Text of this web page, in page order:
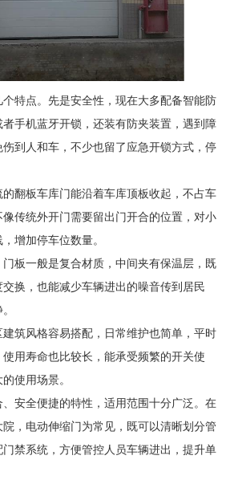
特点。先是安全性，现在大多配备智能防
手机蓝牙开锁，还装有防夹装置，遇到障
到人和车，不少也留了应急开锁方式，停
翻板车库门能沿着车库顶板收起，不占车
传统外开门需要留出门开合的位置，对小
增加停车位数量。
板一般是复合材质，中间夹有保温层，既
换，也能减少车辆进出的噪音传到居民
筑风格容易搭配，日常维护也简单，平时
用寿命也比较长，能承受频繁的开关使
使用场景。
安全便捷的特性，适用范围十分广泛。在
，电动伸缩门为常见，既可以清晰划分管
禁系统，方便管控人员车辆进出，提升单